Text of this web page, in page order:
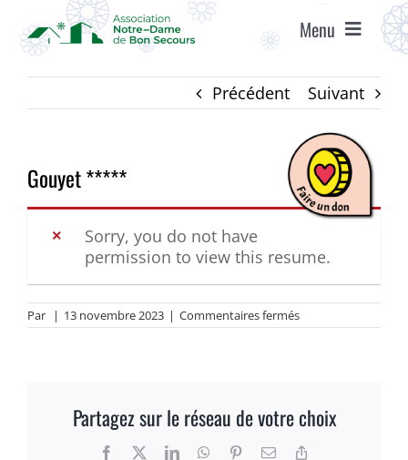
contenu
Menu
ACCUEIL
ÉTABLISSEMENTS
VIE ASSOCIATIVE
AGENDA
ACCÈS ET CONTACT
Précédent Suivant
Gouyet *****
Sorry, you do not have
permission to view this resume.
Par | 13 novembre 2023 | Commentaires ferméssur
Gouyet
Partagez sur le réseau de votre choix
Facebook LinkedInWhatsApp
PinterestEmail